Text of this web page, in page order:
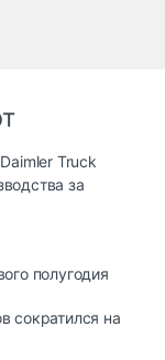
Truck
за
полугодия
сократился на